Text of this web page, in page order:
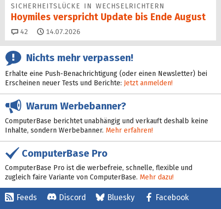
SICHERHEITS­LÜCKE IN WECHSEL­RICHTERN
Hoymiles verspricht Update bis Ende August
42 Kommentare
14.07.2026
Nichts mehr verpassen!
Erhalte eine Push-Benachrichtigung (oder einen Newsletter) bei
Erscheinen neuer Tests und Berichte: Jetzt anmelden!
Warum Werbebanner?
ComputerBase berichtet unabhängig und verkauft deshalb keine
Inhalte, sondern Werbebanner. Mehr erfahren!
ComputerBase Pro
ComputerBase Pro ist die werbefreie, schnelle, flexible und
zugleich faire Variante von ComputerBase. Mehr dazu!
Feeds Discord Bluesky Facebook